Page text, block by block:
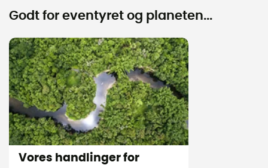
Godt for eventyret og planeten...
Vores handlinger for